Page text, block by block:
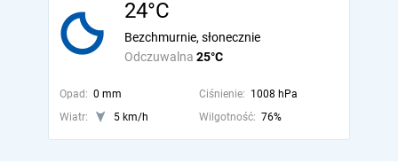
24°C
Odczuwalna 25°C
Bezchmurnie, słonecznie
Opad: 0 mm Ciśnienie: 1008 hPa
Wiatr:
5 km/h Wilgotność: 76%